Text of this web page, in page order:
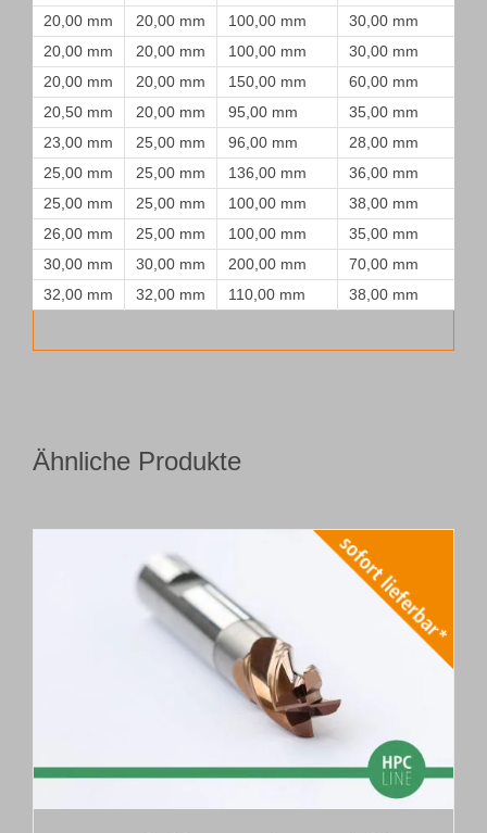
20,00 mm
20,00 mm 100,00 mm
30,00 mm
20,00 mm
20,00 mm 100,00 mm
30,00 mm
20,00 mm
20,00 mm 150,00 mm
60,00 mm
20,50 mm
20,00 mm 95,00 mm
35,00 mm
23,00 mm
25,00 mm 96,00 mm
28,00 mm
25,00 mm
25,00 mm 136,00 mm
36,00 mm
25,00 mm
25,00 mm 100,00 mm
38,00 mm
26,00 mm
25,00 mm 100,00 mm
35,00 mm
30,00 mm
30,00 mm 200,00 mm
70,00 mm
32,00 mm
32,00 mm 110,00 mm 38,00 mm
Ähnliche Produkte